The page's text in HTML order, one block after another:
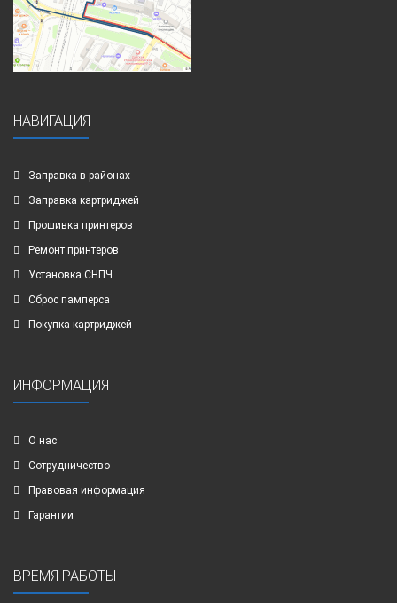
НАВИГАЦИЯ
Заправка в районах
Заправка картриджей
Прошивка принтеров
Ремонт принтеров
Установка СНПЧ
Сброс памперса
Покупка картриджей
ИНФОРМАЦИЯ
О нас
Сотрудничество
Правовая информация
Гарантии
ВРЕМЯ РАБОТЫ